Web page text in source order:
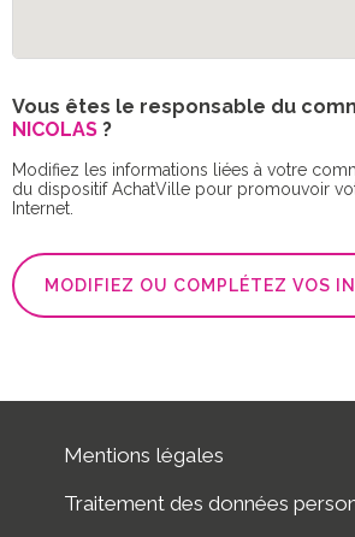
Vous êtes le responsable du
NICOLAS ?
Modifiez les informations liées à votre
du dispositif AchatVille pour promouvoir
Internet.
MODIFIEZ OU COMPLÉTEZ VOS
Mentions légales
Traitement des données